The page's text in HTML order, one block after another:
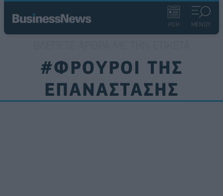
ΡΟΗ ΜΕΝΟΥ
#ΦΡΟΥΡΟΙ ΤΗΣ
ΕΠΑΝΑΣΤΑΣΗΣ